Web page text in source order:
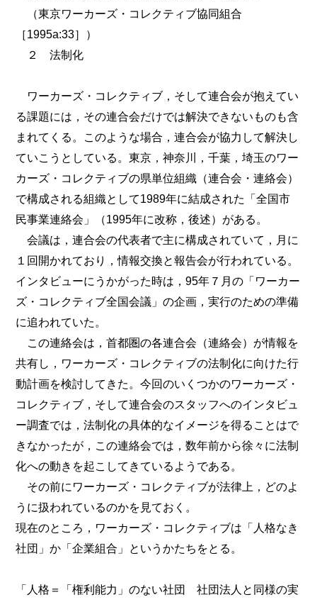
（東京ワーカーズ・コレクティブ協同組合
［1995a:33］）
２ 法制化
ワーカーズ・コレクティブ，そして連合会が抱えてい
る課題には，その連合会だけでは解決できないものも含
まれてくる。このような場合，連合会が協力して解決し
ていこうとしている。東京，神奈川，千葉，埼玉のワー
カーズ・コレクティブの県単位組織（連合会・連絡会）
で構成される組織として1989年に結成された「全国市
民事業連絡会」（1995年に改称，後述）がある。
会議は，連合会の代表者で主に構成されていて，月に
１回開かれており，情報交換と報告会が行われている。
インタビューにうかがった時は，95年７月の「ワーカー
ズ・コレクティブ全国会議」の企画，実行のための準備
に追われていた。
この連絡会は，首都圏の各連合会（連絡会）が情報を
共有し，ワーカーズ・コレクティブの法制化に向けた行
動計画を検討してきた。今回のいくつかのワーカーズ・
コレクティブ，そして連合会のスタッフへのインタビュ
ー調査では，法制化の具体的なイメージを得ることはで
きなかったが，この連絡会では，数年前から徐々に法制
化への動きを起こしてきているようである。
その前にワーカーズ・コレクティブが法律上，どのよ
うに扱われているのかを見ておく。
現在のところ，ワーカーズ・コレクティブは「人格なき
社団」か「企業組合」というかたちをとる。
「人格＝「権利能力」のない社団 社団法人と同様の実